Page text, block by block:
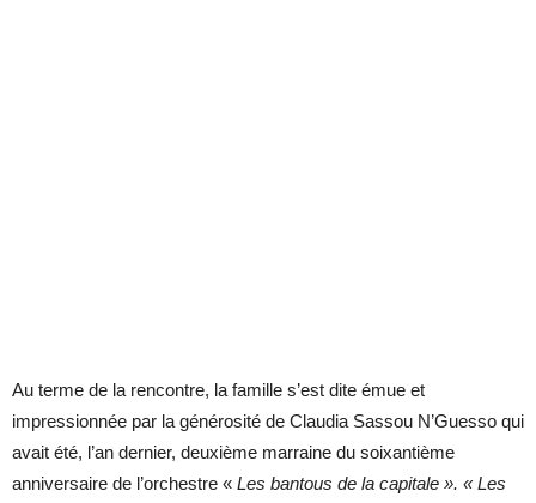
Au terme de la rencontre, la famille s’est dite émue et
impressionnée par la générosité de Claudia Sassou N’Guesso qui
avait été, l’an dernier, deuxième marraine du soixantième
anniversaire de l’orchestre « Les bantous de la capitale ». « Les